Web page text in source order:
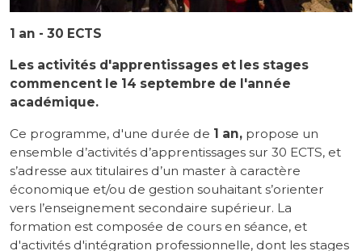
1 an - 30 ECTS
Les activités d'apprentissages et les stages
commencent le 14 septembre de l'année
académique.
Ce programme, d'une durée de 1 an, propose un
ensemble d’activités d’apprentissages sur 30 ECTS, et
s’adresse aux titulaires d’un master à caractère
économique et/ou de gestion souhaitant s’orienter
vers l’enseignement secondaire supérieur. La
formation est composée de cours en séance, et
d'activités d'intégration professionnelle, dont les stages